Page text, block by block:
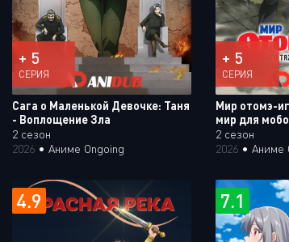
+ 5
СЕРИЯ
Сага о Маленькой Девочке: Таня
- Воплощение Зла
2 сезон
2026• Аниме Ongoing
+ 5
СЕРИЯ
Мир отомэ-
мир для
2 сезон
2026 •Аниме
4.9 7.1